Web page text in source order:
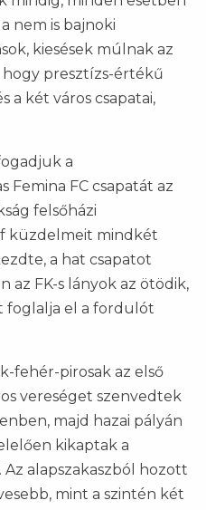
nem is bajnoki
kiesések múlnak az
hogy presztízs-értékű
a két város csapatai,
a
Femina FC csapatát az
felsőházi
küzdelmeit mindkét
a hat csapatot
FK-s lányok az ötödik,
foglalja el a fordulót
fehér-pirosak az első
vereséget szenvedtek
majd hazai pályán
kikaptak a
Az alapszakaszból hozott
mint a szintén két